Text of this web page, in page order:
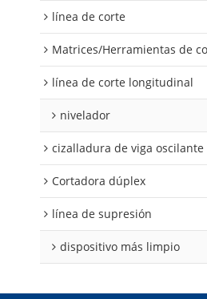
línea de corte
Matrices/Herramientas de corte
línea de corte longitudinal
nivelador
cizalladura de viga oscilante
Cortadora dúplex
línea de supresión
dispositivo más limpio